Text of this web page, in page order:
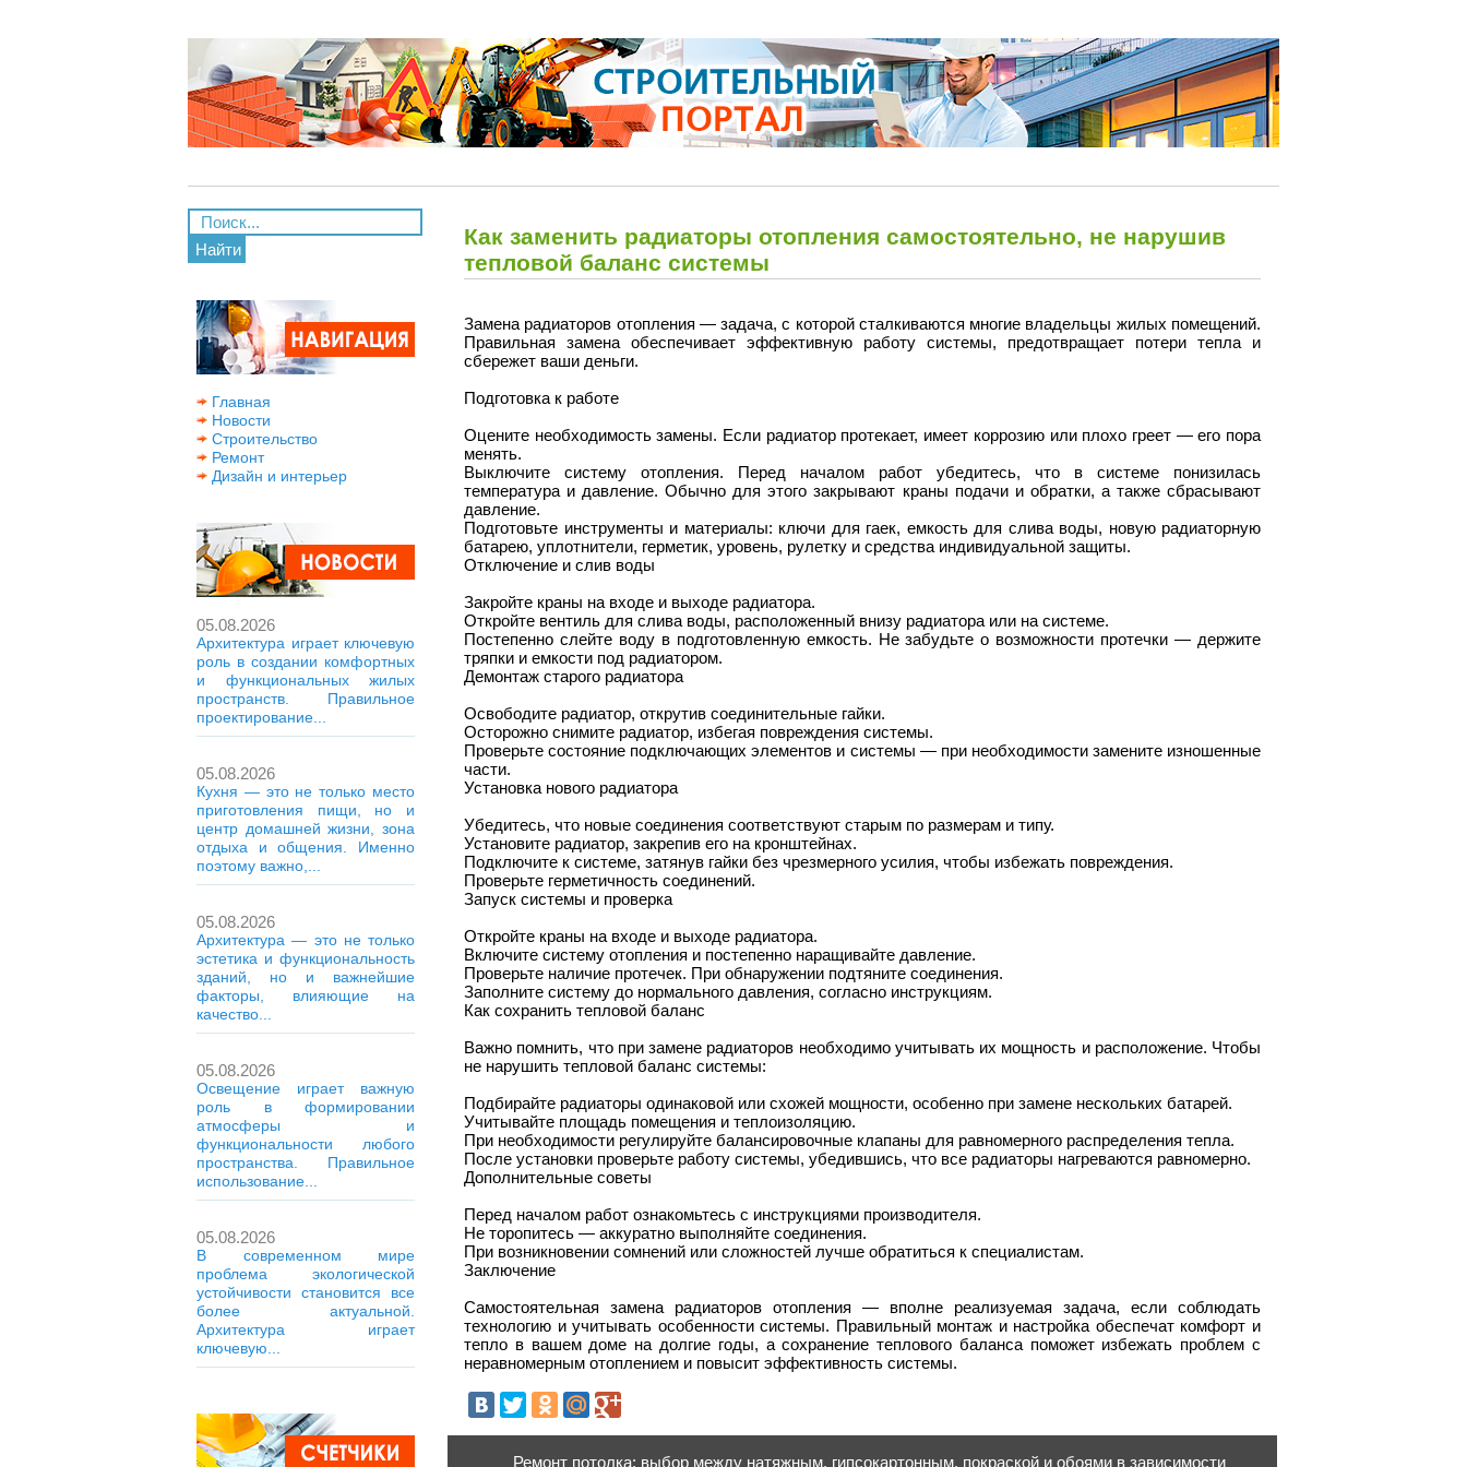
Найти
Главная
Новости
Строительство
Ремонт
Дизайн и интерьер
05.08.2026
Архитектура играет ключевую
роль в создании комфортных
и функциональных жилых
пространств. Правильное
проектирование...
05.08.2026
Кухня — это не только место
приготовления пищи, но и
центр домашней жизни, зона
отдыха и общения. Именно
поэтому важно,...
05.08.2026
Архитектура — это не только
эстетика и функциональность
зданий, но и важнейшие
факторы, влияющие на
качество...
05.08.2026
Освещение играет важную
роль в формировании
атмосферы и
функциональности любого
пространства. Правильное
использование...
05.08.2026
В современном мире
проблема экологической
устойчивости становится все
более актуальной.
Архитектура играет
ключевую...
Как заменить радиаторы отопления самостоятельно, не нарушив
тепловой баланс системы
Замена радиаторов отопления — задача, с которой сталкиваются многие владельцы жилых помещений.
Правильная замена обеспечивает эффективную работу системы, предотвращает потери тепла и
сбережет ваши деньги.
Подготовка к работе
Оцените необходимость замены. Если радиатор протекает, имеет коррозию или плохо греет — его пора
менять.
Выключите систему отопления. Перед началом работ убедитесь, что в системе понизилась
температура и давление. Обычно для этого закрывают краны подачи и обратки, а также сбрасывают
давление.
Подготовьте инструменты и материалы: ключи для гаек, емкость для слива воды, новую радиаторную
батарею, уплотнители, герметик, уровень, рулетку и средства индивидуальной защиты.
Отключение и слив воды
Закройте краны на входе и выходе радиатора.
Откройте вентиль для слива воды, расположенный внизу радиатора или на системе.
Постепенно слейте воду в подготовленную емкость. Не забудьте о возможности протечки — держите
тряпки и емкости под радиатором.
Демонтаж старого радиатора
Освободите радиатор, открутив соединительные гайки.
Осторожно снимите радиатор, избегая повреждения системы.
Проверьте состояние подключающих элементов и системы — при необходимости замените изношенные
части.
Установка нового радиатора
Убедитесь, что новые соединения соответствуют старым по размерам и типу.
Установите радиатор, закрепив его на кронштейнах.
Подключите к системе, затянув гайки без чрезмерного усилия, чтобы избежать повреждения.
Проверьте герметичность соединений.
Запуск системы и проверка
Откройте краны на входе и выходе радиатора.
Включите систему отопления и постепенно наращивайте давление.
Проверьте наличие протечек. При обнаружении подтяните соединения.
Заполните систему до нормального давления, согласно инструкциям.
Как сохранить тепловой баланс
Важно помнить, что при замене радиаторов необходимо учитывать их мощность и расположение. Чтобы
не нарушить тепловой баланс системы:
Подбирайте радиаторы одинаковой или схожей мощности, особенно при замене нескольких батарей.
Учитывайте площадь помещения и теплоизоляцию.
При необходимости регулируйте балансировочные клапаны для равномерного распределения тепла.
После установки проверьте работу системы, убедившись, что все радиаторы нагреваются равномерно.
Дополнительные советы
Перед началом работ ознакомьтесь с инструкциями производителя.
Не торопитесь — аккуратно выполняйте соединения.
При возникновении сомнений или сложностей лучше обратиться к специалистам.
Заключение
Самостоятельная замена радиаторов отопления — вполне реализуемая задача, если соблюдать
технологию и учитывать особенности системы. Правильный монтаж и настройка обеспечат комфорт и
тепло в вашем доме на долгие годы, а сохранение теплового баланса поможет избежать проблем с
неравномерным отоплением и повысит эффективность системы.
Ремонт потолка: выбор между натяжным, гипсокартонным, покраской и обоями в зависимости